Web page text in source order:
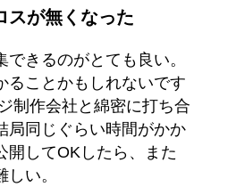
スが無くなった
きるのがとても良い。
ることかもしれないです
制作会社と綿密に打ち合
局同じぐらい時間がかか
開してOKしたら、また
い。